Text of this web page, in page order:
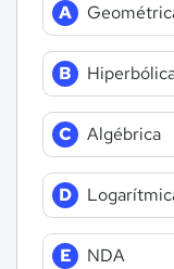
A
B
C Algébrica
D
E NDA